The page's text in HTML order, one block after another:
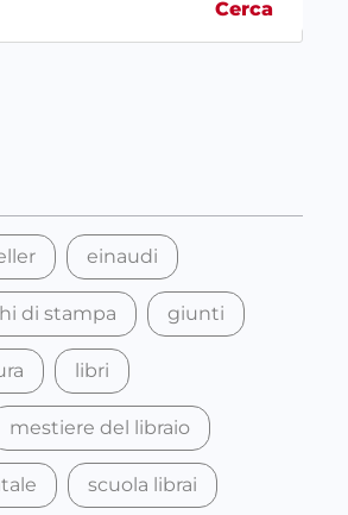
Cerca
einaudi
di stampa giunti
libri
mestiere del libraio
scuola librai